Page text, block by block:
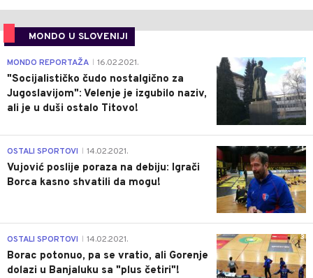
MONDO U SLOVENIJI
4
MONDO REPORTAŽA 16.02.2021.
"Socijalističko čudo nostalgično za
Jugoslavijom": Velenje je izgubilo naziv,
ali je u duši ostalo Titovo!
1
OSTALI SPORTOVI 14.02.2021.
Vujović poslije poraza na debiju: Igrači
Borca kasno shvatili da mogu!
3
OSTALI SPORTOVI 14.02.2021.
Borac potonuo, pa se vratio, ali Gorenje
dolazi u Banjaluku sa "plus četiri"!